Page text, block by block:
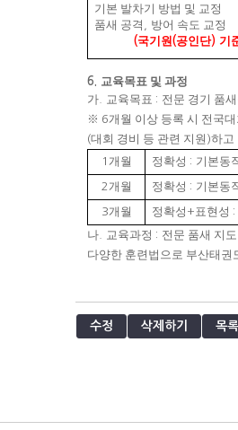
기본 발차기 방법 및 교정
품새 공격
방어 속도 교정
(국기원(공인단) 기
6.
교육목표 및 과정
가
교육목표 : 전문 경기 품
※ 6개월 이상 등록 시 전국
(대회 경비 등 관련 지원 )하고
1 개월 정확성 : 기본동
2 개월 정확성 : 기본동
3개월 정확성 + 표현성 :
나
교육과정 : 전문 품새 지
다양한 훈련법으로 부산태
수정 삭제하기 목